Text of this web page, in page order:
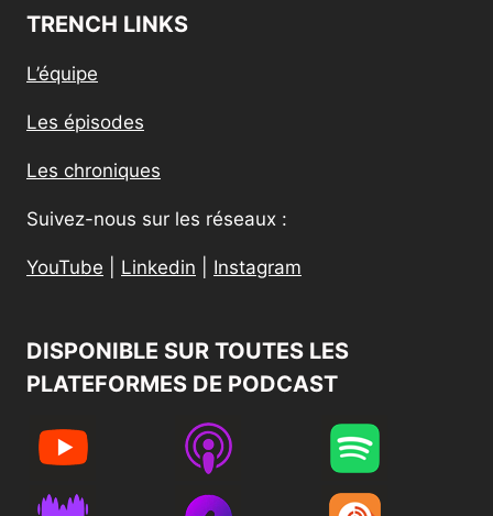
TRENCH LINKS
L’équipe
Les épisodes
Les chroniques
Suivez-nous sur les réseaux :
YouTube Linkedin Instagram
DISPONIBLE SUR TOUTES LES
PLATEFORMES DE PODCAST​